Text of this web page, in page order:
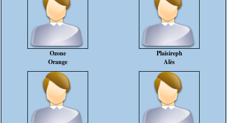
Ozone
Orange
Plaisireph
Alès